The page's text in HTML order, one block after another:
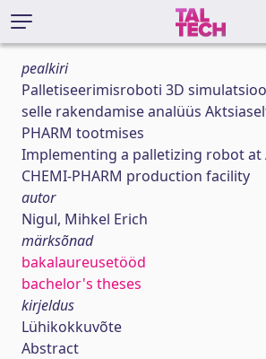
pealkiri
Palletiseerimisroboti 3D
selle rakendamise analüüs
PHARM tootmises
Implementing a palletizing robot at
CHEMI-PHARM production facility
autor
Nigul, Mihkel Erich
märksõnad
bakalaureusetööd
bachelor's theses
kirjeldus
Lühikokkuvõte
Abstract